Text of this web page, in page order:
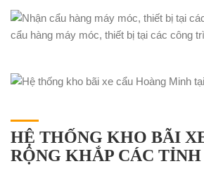
HỆ THỐNG KHO BÃI
RỘNG KHẮP CÁC TỈNH